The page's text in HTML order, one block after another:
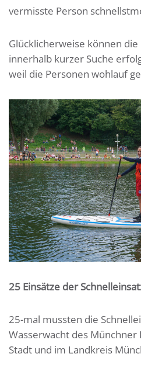
vermisste Person
Glücklicherweise können
innerhalb kurzer Suche
weil die Personen wohlauf
25 Einsätze der
25-mal mussten die
Wasserwacht des Münchner
Stadt und im Landkreis